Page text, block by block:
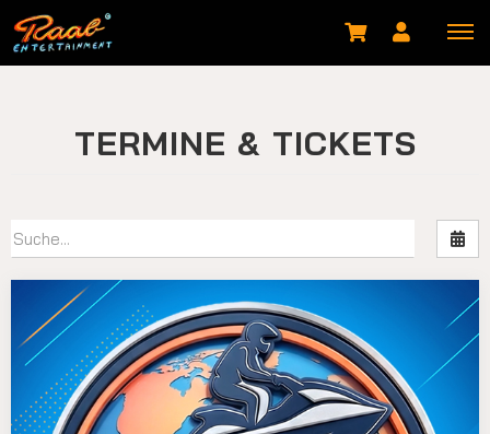
TERMINE & TICKETS